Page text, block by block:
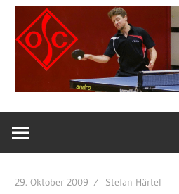
29. Oktober 2009 Stefan Härtel